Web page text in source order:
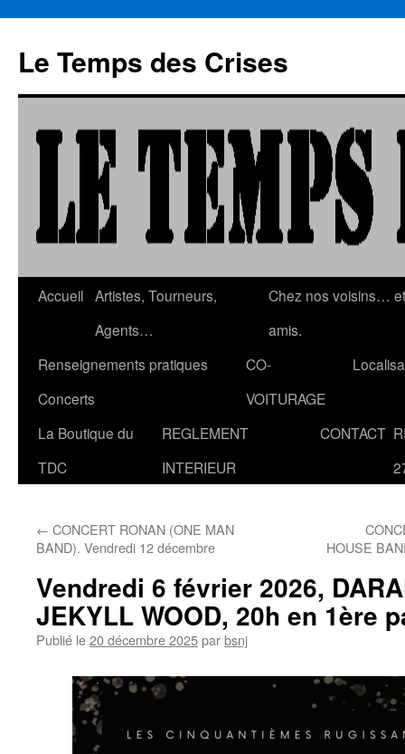
contenu
Le Temps des Crises
Accueil Artistes, Tourneurs,
Agents…
Chez nos voisins… et
amis.
Renseignements pratiques
Concerts
CO-
VOITURAGE
La Boutique du
TDC
REGLEMENT
INTERIEUR
CONTACT
← CONCERT RONAN (ONE MAN
BAND). Vendredi 12 décembre
HOUSE
Vendredi 6 février 2026,
JEKYLL WOOD, 20h en 1ère
Publié le20 décembre 2025parbsnj